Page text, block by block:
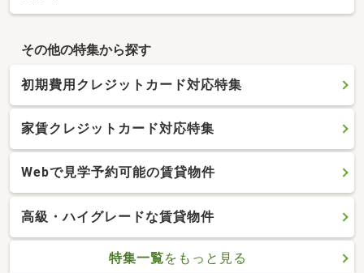
その他の特集から探す
初期費用クレジットカード対応特集
家賃クレジットカード対応特集
Webで見学予約可能の賃貸物件
高級・ハイグレードな賃貸物件
特集一覧をもっと見る